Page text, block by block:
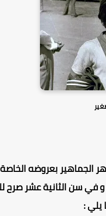
متتالية ، و كان يبهر الجماهير
سن الثانية عشر صرح
يلي :